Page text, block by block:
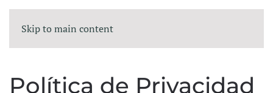
Skip to main content
Política de Privacidad